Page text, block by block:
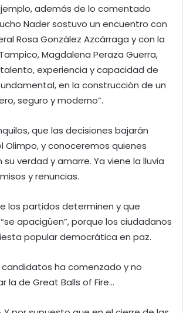
además de lo comentado
Nader sostuvo un encuentro con
Rosa González Azcárraga y con la
Magdalena Peraza Guerra,
experiencia y capacidad de
en la construcción de un
seguro y moderno”.
que las decisiones bajarán
Olimpo, y conoceremos quienes
verdad y amarre. Ya viene la lluvia
y renuncias.
los partidos determinen y que
apacigüen”, porque los ciudadanos
popular democrática en paz.
ha comenzado y no
la de Great Balls of Fire…